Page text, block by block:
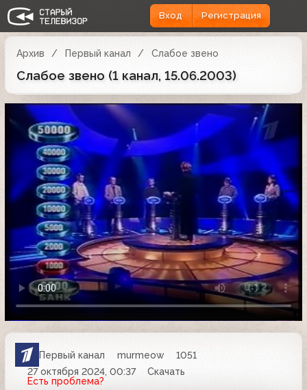
Вход Регистрация
Архив Первый канал Слабое звено
Слабое звено (1 канал, 15.06.2003)
Первый канал murmeow
1051
27 октября 2024, 00:37
Скачать
Есть проблема?